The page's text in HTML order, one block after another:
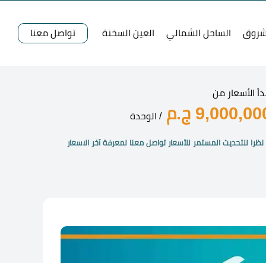
الساحل الشمالي العين السخنة تواصل معنا
الأسعار من
ج.م / الوحدة
نظرا للتحديث المستمر للأسعار تواصل معنا لمعرفة آخر الاسعار